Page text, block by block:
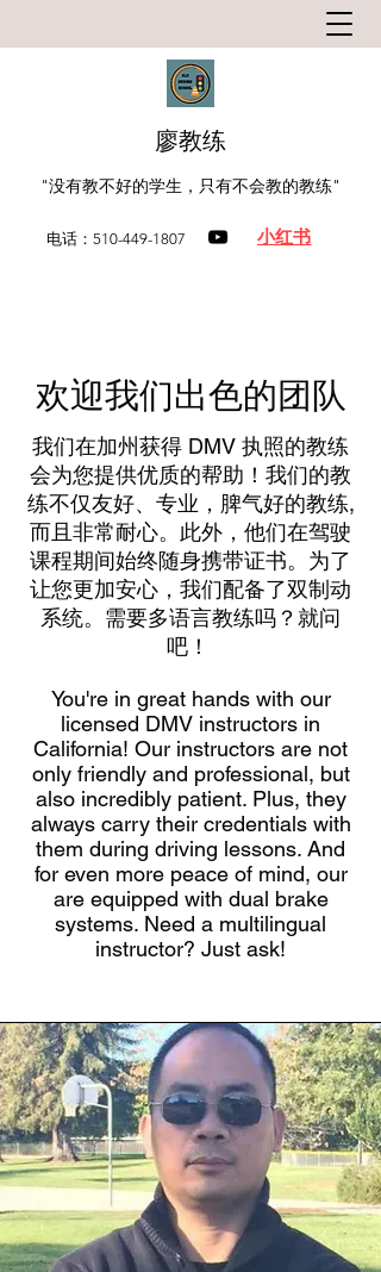
​廖教练
"没有教不好的学生，只有不会教的教练"
电话：510-449-1807 ​小红书
欢迎我们出色的团队
我们在加州获得 DMV 执照的教练
会为您提供优质的帮助！我们的教
练不仅友好、专业，脾气好的教练,
而且非常耐心。此外，他们在驾驶
课程期间始终随身携带证书。为了
让您更加安心，我们配备了双制动
系统。需要多语言教练吗？就问
吧！
You're in great hands with our
licensed DMV instructors in
California! Our instructors are not
only friendly and professional, but
also incredibly patient. Plus, they
always carry their credentials with
them during driving lessons. And
for even more peace of mind, our
are equipped with dual brake
systems. Need a multilingual
instructor? Just ask!